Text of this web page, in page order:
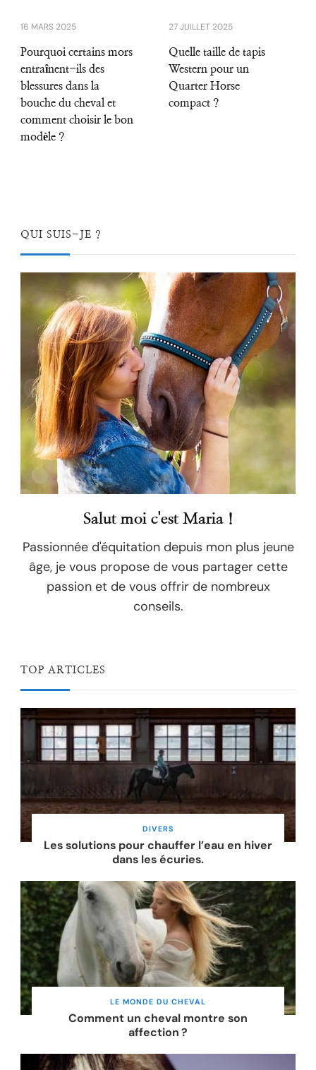
16 MARS 2025
Pourquoi certains mors
entraînent-ils des
blessures dans la
bouche du cheval et
comment choisir le bon
modèle ?
27 JUILLET 2025
Quelle taille de tapis
Western pour un
Quarter Horse
compact ?
QUI SUIS-JE ?
Salut moi c'est Maria !
Passionnée d'équitation depuis mon plus jeune
âge, je vous propose de vous partager cette
passion et de vous offrir de nombreux
conseils.
TOP ARTICLES
DIVERS
Les solutions pour chauffer l’eau en hiver
dans les écuries.
LE MONDE DU CHEVAL
Comment un cheval montre son
affection ?